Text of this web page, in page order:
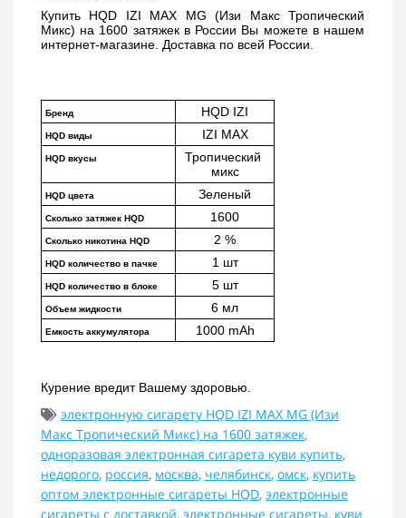
Купить HQD IZI MAX MG (Изи Макс Тропический
Микс) на 1600 затяжек в России Вы можете в нашем
интернет-магазине. Доставка по всей России.
Бренд HQD IZI
HQD виды IZI MAX
HQD вкусы
Тропический
микс
HQD цвета Зеленый
Сколько затяжек HQD 1600
Сколько никотина HQD 2 %
HQD количество в пачке 1 шт
HQD количество в блоке 5 шт
Объем жидкости 6 мл
Емкость аккумулятора 1000 mAh
Курение вредит Вашему здоровью.
электронную сигарету HQD IZI MAX MG (Изи
Макс Тропический Микс) на 1600 затяжек,
одноразовая электронная сигарета куви купить,
недорого, россия, москва, челябинск, омск, купить
оптом электронные сигареты HQD, электронные
сигареты с доставкой, электронные сигареты, куви